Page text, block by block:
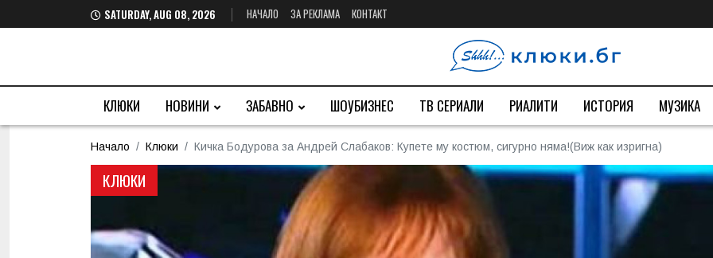
SATURDAY, AUG 08, 2026 НАЧАЛО ЗА РЕКЛАМА КОНТАКТ
КЛЮКИ НОВИНИ ЗАБАВНО ШОУБИЗНЕС ТВ СЕРИАЛИ РИАЛИТИ ИСТОРИЯ МУЗИКА
Начало Клюки Кичка Бодурова за Андрей Слабаков: Купете му костюм, сигурно няма!(Виж как изригна)
КЛЮКИ